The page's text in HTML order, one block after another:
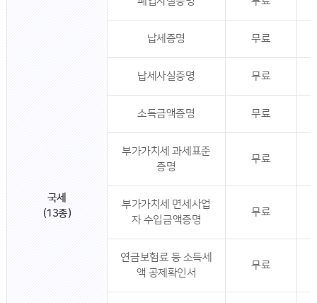
국세
(13종)
납세증명 무료
납세사실증명 무료
소득금액증명 무료
부가가치세 과세표준
증명
무료
부가가치세 면세사업
자 수입금액증명
무료
연금보험료 등 소득세
액 공제확인서
무료